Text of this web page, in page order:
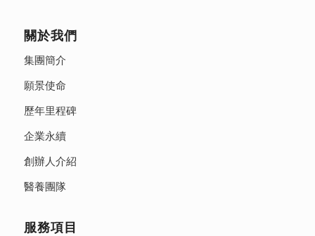
關於我們
集團簡介
願景使命
歷年里程碑
企業永續
創辦人介紹
醫養團隊
服務項目